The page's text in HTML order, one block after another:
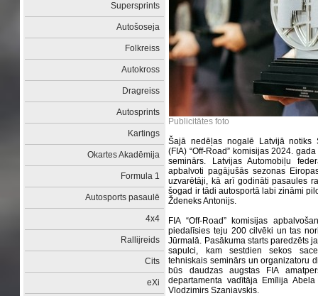
Supersprints
Autošoseja
Folkreiss
Autokross
Dragreiss
Autosprints
Kartings
Okartes Akadēmija
Formula 1
Autosports pasaulē
4x4
Rallijreids
Cits
eXi
Publicitātes foto
Šajā nedēļas nogalē Latvijā notiks
(FIA) “Off-Road” komisijas 2024.
seminārs. Latvijas Automobiļu
apbalvoti pagājušās sezonas
uzvarētāji, kā arī godināti pasaules
šogad ir tādi autosportā labi zināmi
Ždeneks Antonijs.
FIA “Off-Road” komisijas
piedalīsies teju 200 cilvēki un tas
Jūrmalā. Pasākuma starts paredzēts
sapulci, kam sestdien sekos
tehniskais seminārs un organizatoru
būs daudzas augstas FIA
departamenta vadītāja Emīlija
Vlodzimirs Szaniavskis.